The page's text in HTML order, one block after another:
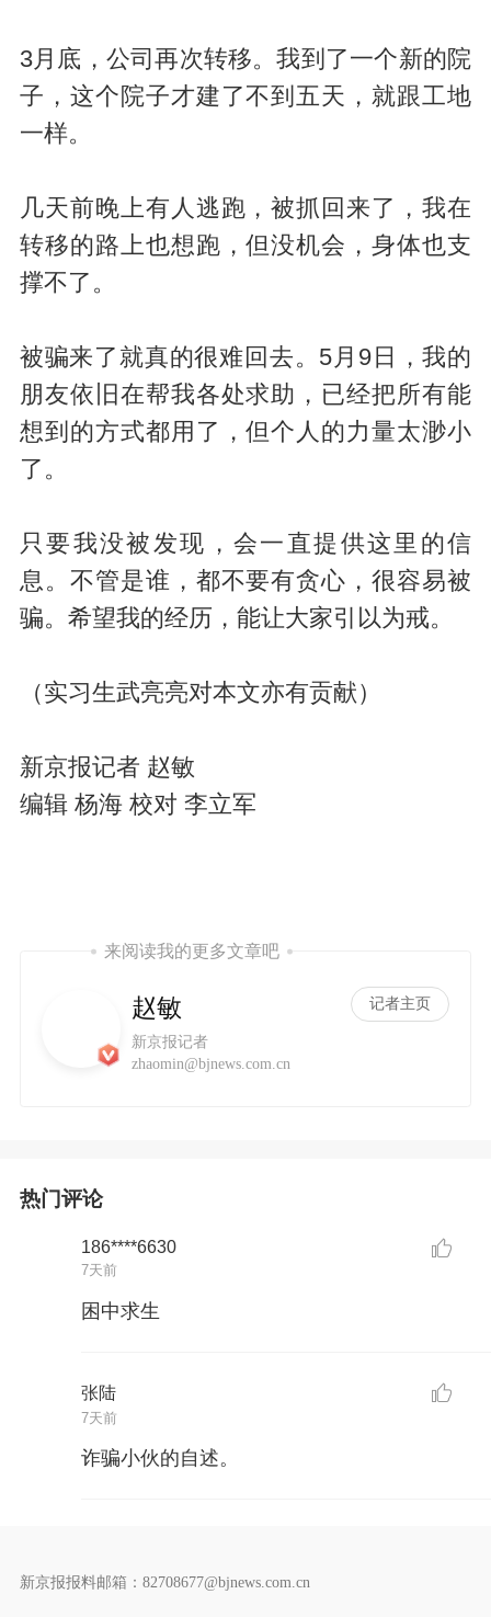
3月底，公司再次转移。我到了一个新的院
子，这个院子才建了不到五天，就跟工地
一样。
几天前晚上有人逃跑，被抓回来了，我在
转移的路上也想跑，但没机会，身体也支
撑不了。
被骗来了就真的很难回去。5月9日，我的
朋友依旧在帮我各处求助，已经把所有能
想到的方式都用了，但个人的力量太渺小
了。
只要我没被发现，会一直提供这里的信
息。不管是谁，都不要有贪心，很容易被
骗。希望我的经历，能让大家引以为戒。
（实习生武亮亮对本文亦有贡献）
新京报记者 赵敏
编辑 杨海 校对 李立军
来阅读我的更多文章吧
赵敏
新京报记者
记者主页
zhaomin@bjnews.com.cn
热门评论
186****6630
7天前
困中求生
张陆
7天前
诈骗小伙的自述。
新京报报料邮箱：82708677@bjnews.com.cn